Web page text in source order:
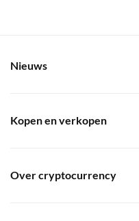
Nieuws
Kopen en verkopen
Over cryptocurrency